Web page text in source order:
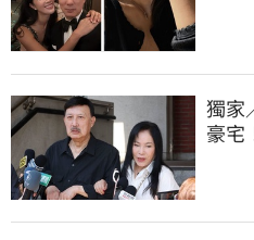
獨家
豪宅